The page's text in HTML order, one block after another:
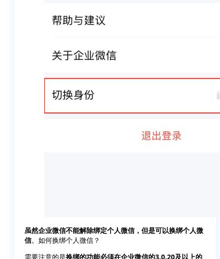
虽然企业微信不能解除绑定个人微信，但是可以换绑个人微
信。如何换绑个人微信？
需要注意的是换绑的功能必须在企业微信的3.0.20及以上的